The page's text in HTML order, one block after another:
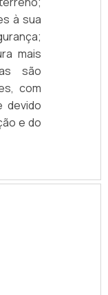
à sua
mais
são
com
devido
e do